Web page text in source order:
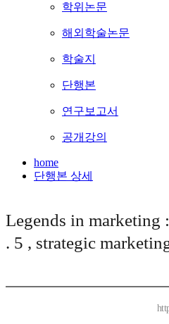
학위논문
해외학술논문
학술지
단행본
연구보고서
공개강의
home
단행본 상세
Legends in
. 5 , strategic